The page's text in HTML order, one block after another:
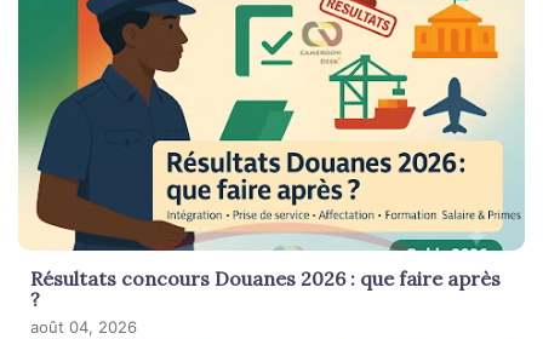
Résultats concours Douanes 2026 : que faire après
?
août 04, 2026